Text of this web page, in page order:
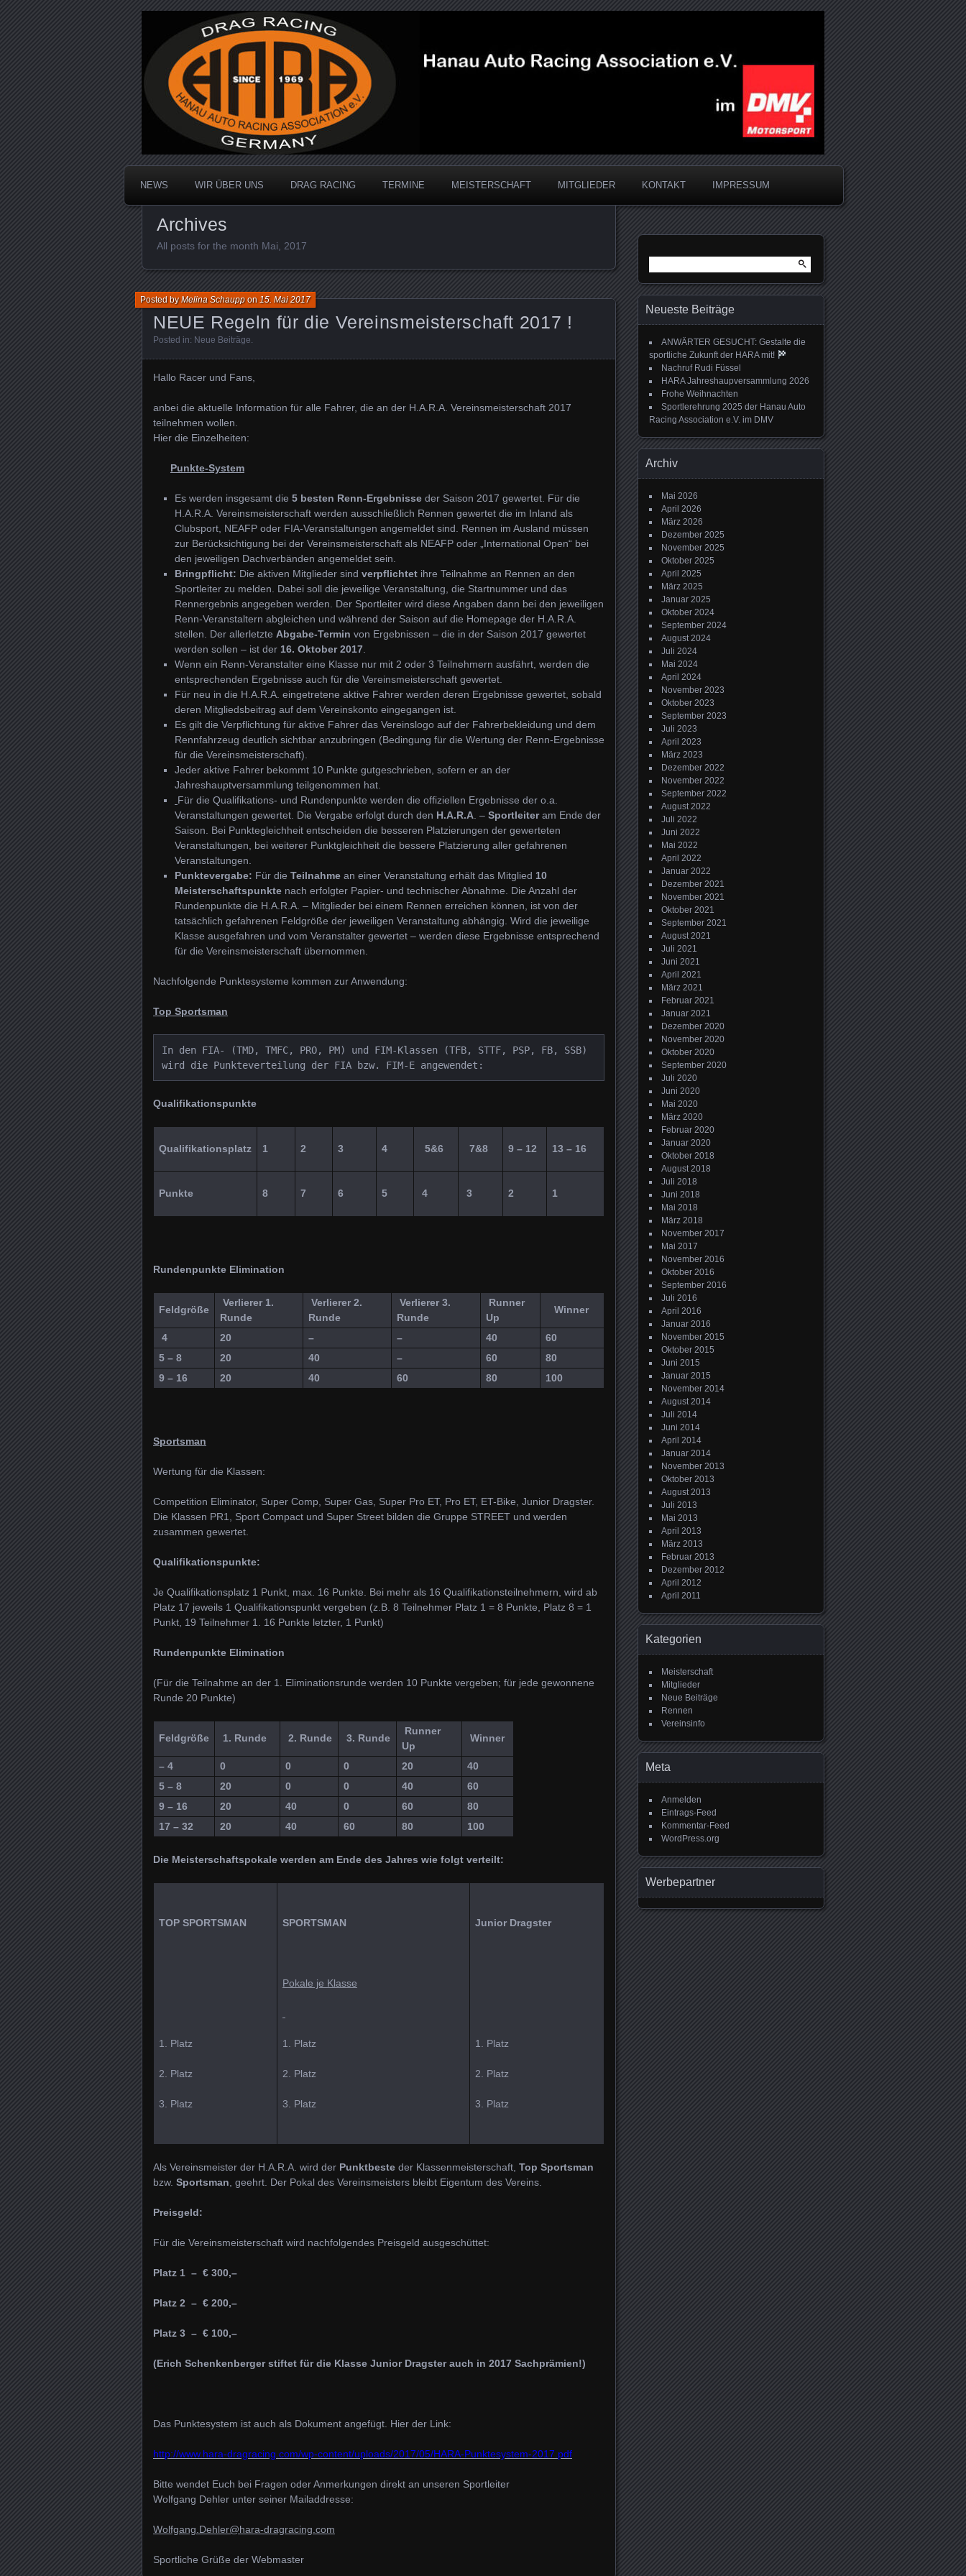
Hanau Auto Racing Association
Dragracing auf der 1/4 Meile
NEWS WIR ÜBER UNS DRAG RACING TERMINE MEISTERSCHAFT MITGLIEDER KONTAKT IMPRESSUM
Archives
All posts for the month Mai, 2017
NEUE Regeln für die Vereinsmeisterschaft 2017 !
Posted byMelina Schauppon 15. Mai 2017
Posted in: Neue Beiträge
Hallo Racer und Fans,
anbei die aktuelle Information für alle Fahrer, die an der H.A.R.A. Vereinsmeisterschaft 2017
teilnehmen wollen.
Hier die Einzelheiten:
Punkte-System
Es werden insgesamt die 5 besten Renn-Ergebnisse der Saison 2017 gewertet. Für die
H.A.R.A. Vereinsmeisterschaft werden ausschließlich Rennen gewertet die im Inland als
Clubsport, NEAFP oder FIA-Veranstaltungen angemeldet sind. Rennen im Ausland müssen
zur Berücksichtigung bei der Vereinsmeisterschaft als NEAFP oder „International Open“ bei
den jeweiligen Dachverbänden angemeldet sein.
Bringpflicht: Die aktiven Mitglieder sind verpflichtet ihre Teilnahme an Rennen an den
Sportleiter zu melden. Dabei soll die jeweilige Veranstaltung, die Startnummer und das
Rennergebnis angegeben werden. Der Sportleiter wird diese Angaben dann bei den jeweiligen
Renn-Veranstaltern abgleichen und während der Saison auf die Homepage der H.A.R.A.
stellen. Der allerletzte Abgabe-Termin von Ergebnissen – die in der Saison 2017 gewertet
werden sollen – ist der 16. Oktober 2017
Wenn ein Renn-Veranstalter eine Klasse nur mit 2 oder 3 Teilnehmern ausfährt, werden die
entsprechenden Ergebnisse auch für die Vereinsmeisterschaft gewertet.
Für neu in die H.A.R.A. eingetretene aktive Fahrer werden deren Ergebnisse gewertet, sobald
deren Mitgliedsbeitrag auf dem Vereinskonto eingegangen ist.
Es gilt die Verpflichtung für aktive Fahrer das Vereinslogo auf der Fahrerbekleidung und dem
Rennfahrzeug deutlich sichtbar anzubringen (Bedingung für die Wertung der Renn-Ergebnisse
für die Vereinsmeisterschaft).
Jeder aktive Fahrer bekommt 10 Punkte gutgeschrieben, sofern er an der
Jahreshauptversammlung teilgenommen hat.
Für die Qualifikations- und Rundenpunkte werden die offiziellen Ergebnisse der o.a.
Veranstaltungen gewertet. Die Vergabe erfolgt durch den H.A.R.A . – Sportleiteram Ende der
Saison. Bei Punktegleichheit entscheiden die besseren Platzierungen der gewerteten
Veranstaltungen, bei weiterer Punktgleichheit die bessere Platzierung aller gefahrenen
Veranstaltungen.
Punktevergabe: Für die Teilnahme an einer Veranstaltung erhält das Mitglied 10
Meisterschaftspunkte nach erfolgter Papier- und technischer Abnahme. Die Anzahl der
Rundenpunkte die H.A.R.A. – Mitglieder bei einem Rennen erreichen können, ist von der
tatsächlich gefahrenen Feldgröße der jeweiligen Veranstaltung abhängig. Wird die jeweilige
Klasse ausgefahren und vom Veranstalter gewertet – werden diese Ergebnisse entsprechend
für die Vereinsmeisterschaft übernommen.
Nachfolgende Punktesysteme kommen zur Anwendung:
Top Sportsman
In den FIA- (TMD, TMFC, PRO, PM) und FIM-Klassen (TFB, STTF, PSP, FB, SSB)
wird die Punkteverteilung der FIA bzw. FIM-E angewendet:
Qualifikationspunkte
Qualifikationsplatz 1 2 3 4 5&6 7&8 9 – 12 13 – 16
Punkte 8 7 6 5 4 3 2 1
Rundenpunkte Elimination
Feldgröße
Verlierer 1.
Runde
Verlierer 2.
Runde
Verlierer 3.
Runde
Runner
Up
Winner
4 20 – – 40
60
5 – 8
20 40 – 60
80
9 – 16
20 40 60 80 100
Sportsman
Wertung für die Klassen:
Competition Eliminator, Super Comp, Super Gas, Super Pro ET, Pro ET, ET-Bike, Junior Dragster.
Die Klassen PR1, Sport Compact und Super Street bilden die Gruppe STREET und werden
zusammen gewertet.
Qualifikationspunkte:
Je Qualifikationsplatz 1 Punkt, max. 16 Punkte. Bei mehr als 16 Qualifikationsteilnehmern, wird ab
Platz 17 jeweils 1 Qualifikationspunkt vergeben (z.B. 8 Teilnehmer Platz 1 = 8 Punkte, Platz 8 = 1
Punkt, 19 Teilnehmer 1. 16 Punkte letzter, 1 Punkt)
Rundenpunkte Elimination
(Für die Teilnahme an der 1. Eliminationsrunde werden 10 Punkte vergeben; für jede gewonnene
Runde 20 Punkte)
Feldgröße 1. Runde 2. Runde 3. Runde
Runner
Up
Winner
– 4 0 0 0 20
40
5 – 8
20 0 0 40
60
9 – 16
20 40 0 60
80
17 – 32
20 40 60 80 100
Die Meisterschaftspokale werden am Ende des Jahres wie folgt verteilt:
TOP SPORTSMAN
1. Platz
2. Platz
3. Platz
SPORTSMAN
Pokale je Klasse
1. Platz
2. Platz
3. Platz
Junior Dragster
1. Platz
2. Platz
3. Platz
Als Vereinsmeister der H.A.R.A. wird der Punktbeste der Klassenmeisterschaft, Top Sportsman
bzw. Sportsman, geehrt. Der Pokal des Vereinsmeisters bleibt Eigentum des Vereins.
Preisgeld:
Für die Vereinsmeisterschaft wird nachfolgendes Preisgeld ausgeschüttet:
Platz 1 – € 300,–
Platz 2 – € 200,–
Platz 3 – € 100,–
(Erich Schenkenberger stiftet für die Klasse Junior Dragster auch in 2017 Sachprämien!)
Das Punktesystem ist auch als Dokument angefügt. Hier der Link:
http://www.hara-dragracing.com/wp-content/uploads/2017/05/HARA-Punktesystem-2017.pdf
Bitte wendet Euch bei Fragen oder Anmerkungen direkt an unseren Sportleiter
Wolfgang Dehler unter seiner Mailaddresse:
Wolfgang.Dehler@hara-dragracing.com
Sportliche Grüße der Webmaster
nach:
Neueste Beiträge
ANWÄRTER GESUCHT: Gestalte die
sportliche Zukunft der HARA mit!
Nachruf Rudi Füssel
HARA Jahreshaupversammlung 2026
Frohe Weihnachten
Sportlerehrung 2025 der Hanau Auto
Racing Association e.V. im DMV
Archiv
Mai 2026
April 2026
März 2026
Dezember 2025
November 2025
Oktober 2025
April 2025
März 2025
Januar 2025
Oktober 2024
September 2024
August 2024
Juli 2024
Mai 2024
April 2024
November 2023
Oktober 2023
September 2023
Juli 2023
April 2023
März 2023
Dezember 2022
November 2022
September 2022
August 2022
Juli 2022
Juni 2022
Mai 2022
April 2022
Januar 2022
Dezember 2021
November 2021
Oktober 2021
September 2021
August 2021
Juli 2021
Juni 2021
April 2021
März 2021
Februar 2021
Januar 2021
Dezember 2020
November 2020
Oktober 2020
September 2020
Juli 2020
Juni 2020
Mai 2020
März 2020
Februar 2020
Januar 2020
Oktober 2018
August 2018
Juli 2018
Juni 2018
Mai 2018
März 2018
November 2017
Mai 2017
November 2016
Oktober 2016
September 2016
Juli 2016
April 2016
Januar 2016
November 2015
Oktober 2015
Juni 2015
Januar 2015
November 2014
August 2014
Juli 2014
Juni 2014
April 2014
Januar 2014
November 2013
Oktober 2013
August 2013
Juli 2013
Mai 2013
April 2013
März 2013
Februar 2013
Dezember 2012
April 2012
April 2011
Kategorien
Meisterschaft
Mitglieder
Neue Beiträge
Rennen
Vereinsinfo
Meta
Anmelden
Eintrags-Feed
Kommentar-Feed
WordPress.org
Werbepartner